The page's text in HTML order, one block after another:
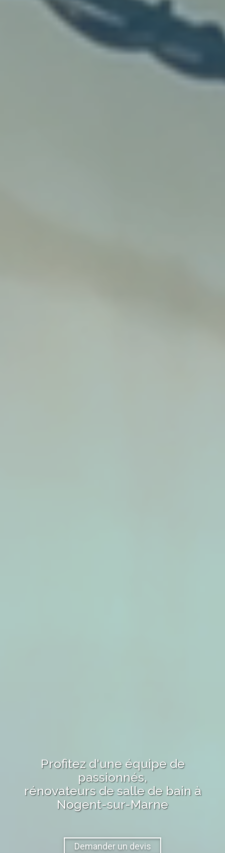
Profitez d'une équipe de
passionnés,
rénovateurs de salle de bainà
Nogent-sur-Marne
Demander un devis